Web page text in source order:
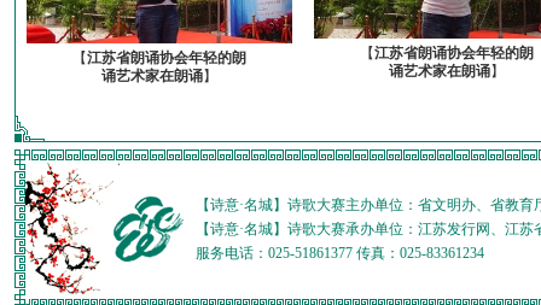
【江苏省朗诵协会年轻的朗
诵艺术家在朗诵】
【江苏省朗诵协会年轻的朗
诵艺术家在朗诵】
【诗意·名城】诗歌大赛主办单位：省文明办、省教
【诗意·名城】诗歌大赛承办单位：江苏发行网、江
服务电话：025-51861377 传真：025-83361234